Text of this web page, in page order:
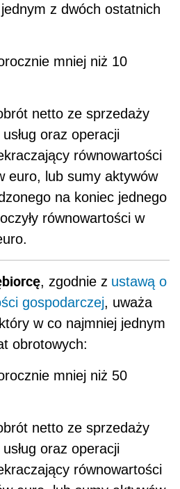
z dwóch ostatnich
mniej niż 10
netto ze sprzedaży
oraz operacji
równowartości
euro, lub sumy aktywów
na koniec jednego
równowartości w
, zgodnie z ustawą o
gospodarczej, uważa
w co najmniej jednym
obrotowych:
mniej niż 50
netto ze sprzedaży
oraz operacji
równowartości